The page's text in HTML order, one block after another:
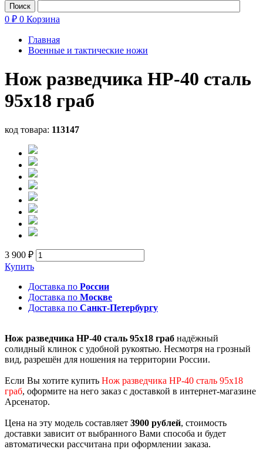
0 ₽ 0 Корзина
Главная
Военные и тактические ножи
Нож разведчика НР-40 сталь
95х18 граб
код товара: 113147
3 900 ₽
Купить
Доставка по России
Доставка по Москве
Доставка по Санкт-Петербургу
Нож разведчика НР-40 сталь 95х18 граб надёжный
солидный клинок с удобной рукоятью. Несмотря на грозный
вид, разрешён для ношения на территории России.
Если Вы хотите купить Нож разведчика НР-40 сталь 95х18
граб, оформите на него заказ с доставкой в интернет-магазине
Арсенатор.
Цена на эту модель составляет 3900 рублей, стоимость
доставки зависит от выбранного Вами способа и будет
автоматически рассчитана при оформлении заказа.